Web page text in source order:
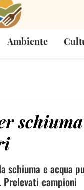
Ambiente
schiuma e acqua
campioni